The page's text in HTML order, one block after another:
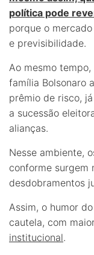
política pode
porque o
e previsibilidade.
Ao mesmo
família Bolsonaro
prêmio de risco,
a sucessão
alianças.
Nesse ambiente,
conforme surgem
desdobramentos
Assim, o humor
cautela, com
institucional.